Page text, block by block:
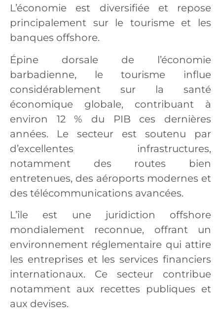
L’économie est diversifiée et repose
principalement sur le tourisme et les
banques offshore.
Épine dorsale de l’économie
barbadienne, le tourisme influe
considérablement sur la santé
économique globale, contribuant à
environ 12 % du PIB ces dernières
années. Le secteur est soutenu par
d’excellentes infrastructures,
notamment des routes bien
entretenues, des aéroports modernes et
des télécommunications avancées.
L’île est une juridiction offshore
mondialement reconnue, offrant un
environnement réglementaire qui attire
les entreprises et les services financiers
internationaux. Ce secteur contribue
notamment aux recettes publiques et
aux devises.